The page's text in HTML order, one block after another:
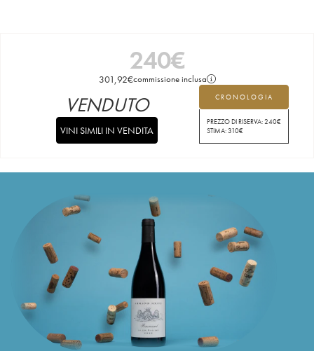
240€
301,92€commissione inclusa
CRONOLOGIA
PREZZO DI RISERVA:240€
STIMA:310€
VENDUTO
VINI SIMILI IN VENDITA